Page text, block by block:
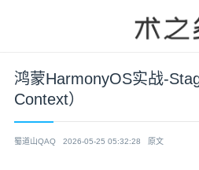
鸿蒙HarmonyOS实战-
Context）
蜀道山QAQ 2026-05-25 05:32:28 原文